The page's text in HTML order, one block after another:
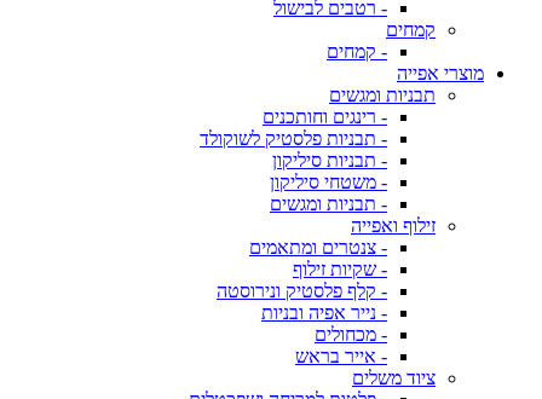
- רטבים לבישול
קמחים
- קמחים
מוצרי אפייה
תבניות ומגשים
- רינגים וחותכנים
- תבניות פלסטיק לשוקולד
- תבניות סיליקון
- משטחי סיליקון
- תבניות ומגשים
זילוף ואפייה
- צנטרים ומתאמים
- שקיות זילוף
- קלף פלסטיק ונירוסטה
- נייר אפיה ובניות
- מכחולים
- אייר בראש
ציוד משלים